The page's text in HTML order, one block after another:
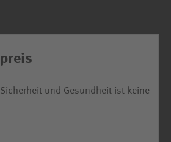
und Gesundheit ist keine